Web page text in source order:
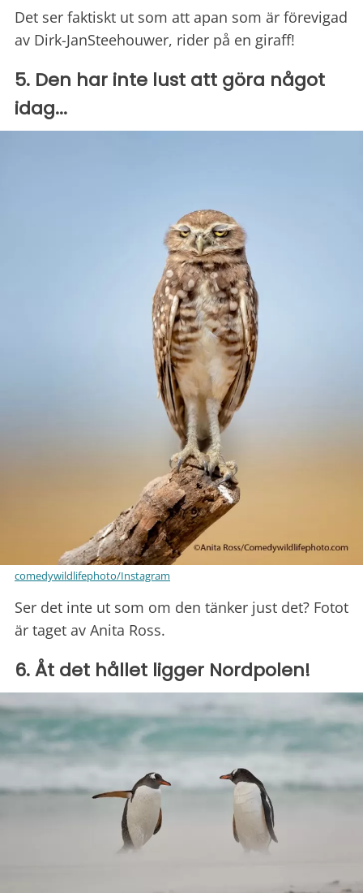
Det ser faktiskt ut som att apan som är förevigad
av Dirk-JanSteehouwer, rider på en giraff!
5. Den har inte lust att göra något
idag...
comedywildlifephoto/Instagram
Ser det inte ut som om den tänker just det? Fotot
är taget av Anita Ross.
6. Åt det hållet ligger Nordpolen!